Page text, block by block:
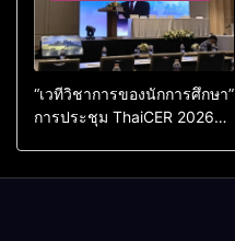
“เวทีวิชาการของนักการศึกษา”
การประชุม ThaiCER 2026